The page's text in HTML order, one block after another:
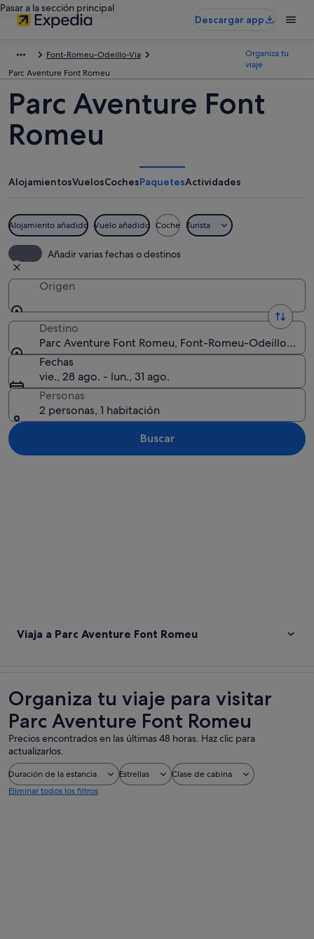
Pasar a la sección principal
Descargar app
Font-Romeu-Odeillo-Via
Parc Aventure Font Romeu
Organiza tu
viaje
Parc Aventure Font
Romeu
AlojamientosVuelosCochesPaquetesActividades
Alojamiento añadido Vuelo añadido Coche Turista
Añadir varias fechas o destinos
Origen
Destino
Parc Aventure Font Romeu, Font-Romeu-Odeillo-Via,
Fechas
vie., 28 ago. - lun., 31 ago.
Personas
2 personas, 1 habitación
Buscar
Viaja a Parc Aventure Font Romeu
Organiza tu viaje para visitar
Parc Aventure Font Romeu
Precios encontrados en las últimas 48 horas. Haz clic para
actualizarlos.
Duración de la estancia Estrellas
Clase de cabina
Eliminar todos los filtros